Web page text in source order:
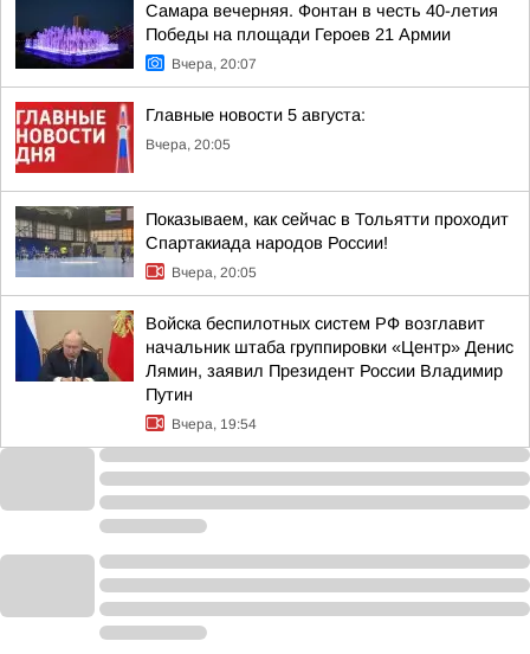
Самара вечерняя. Фонтан в честь 40-летия
Победы на площади Героев 21 Армии
Вчера, 20:07
Главные новости 5 августа:
Вчера, 20:05
Показываем, как сейчас в Тольятти проходит
Спартакиада народов России!
Вчера, 20:05
Войска беспилотных систем РФ возглавит
начальник штаба группировки «Центр» Денис
Лямин, заявил Президент России Владимир
Путин
Вчера, 19:54